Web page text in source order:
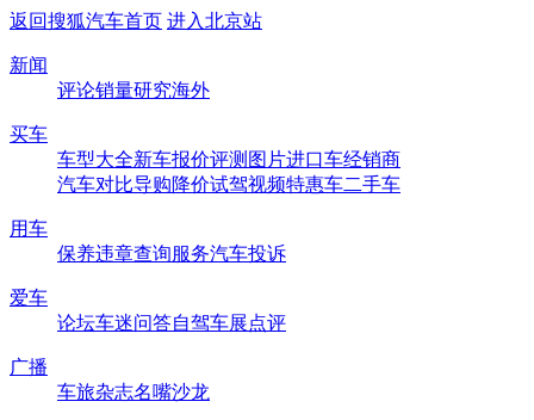
返回搜狐汽车首页 进入北京站
新闻
评论销量研究海外
买车
车型大全新车报价评测 图片进口车经销商
汽车对比导购降价试驾视频特惠车二手车
用车
保养违章查询服务汽车投诉
爱车
论坛车迷问答自驾车展点评
广播
车旅杂志名嘴沙龙